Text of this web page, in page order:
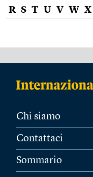
R S T U V W X
Chi siamo
Contattaci
Sommario